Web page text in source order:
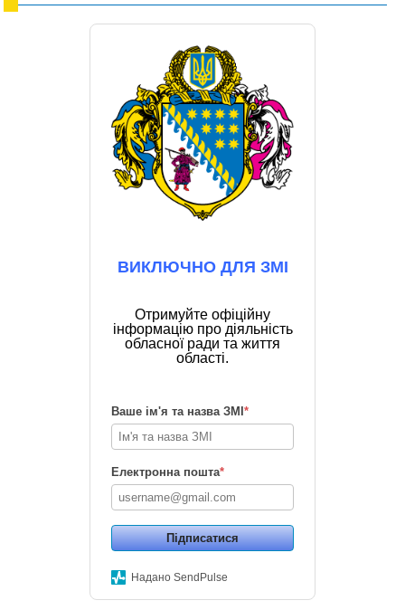
ВИКЛЮЧНО ДЛЯ ЗМІ
Отримуйте офіційну
інформацію про діяльність
обласної ради та життя
області.
Ваше ім'я та назва ЗМІ *
Електронна пошта*
Підписатися
Надано SendPulse